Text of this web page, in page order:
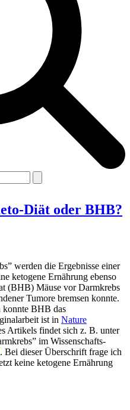
Diät oder BHB?
werden die Ergebnisse einer
ketogene Ernährung ebenso
(BHB) Mäuse vor Darmkrebs
Tumore bremsen konnte.
konnte BHB das
ist in Nature
Artikels findet sich z. B. unter
im Wissenschafts-
. Bei dieser Überschrift frage ich
keine ketogene Ernährung